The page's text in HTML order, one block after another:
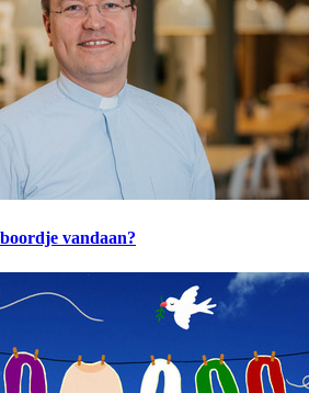
vandaan?